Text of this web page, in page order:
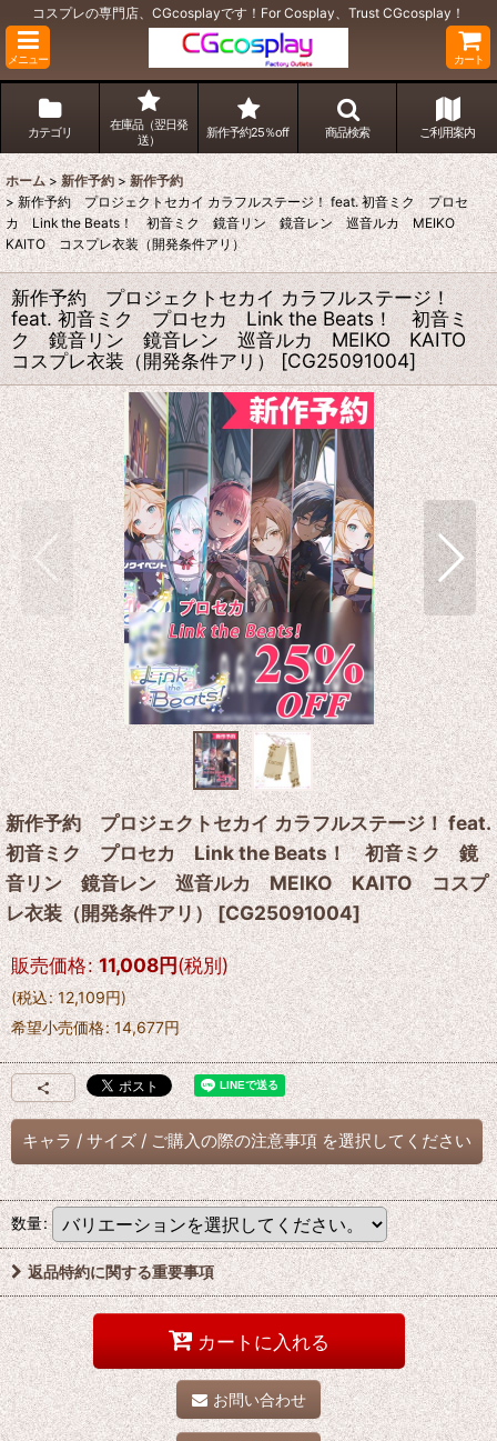
コスプレの専門店、CGcosplayです！For Cosplay、Trust CGcosplay！
メニュー カート
カテゴリ
在庫品（翌日発
送）
新作予約25％off 商品検索 ご利用案内
ホーム > 新作予約 > 新作予約
> 新作予約 プロジェクトセカイ カラフルステージ！ feat. 初音ミク プロセ
カ Link the Beats！ 初音ミク 鏡音リン 鏡音レン 巡音ルカ MEIKO
KAITO コスプレ衣装（開発条件アリ）
新作予約 プロジェクトセカイ カラフルステージ！
feat. 初音ミク プロセカ Link the Beats！ 初音ミ
ク 鏡音リン 鏡音レン 巡音ルカ MEIKO KAITO
コスプレ衣装（開発条件アリ） [CG25091004]
新作予約 プロジェクトセカイ カラフルステージ！ feat.
初音ミク プロセカ Link the Beats！ 初音ミク 鏡
音リン 鏡音レン 巡音ルカ MEIKO KAITO コスプ
レ衣装（開発条件アリ）[CG25091004]
販売価格: 11,008円(税別)
(税込: 12,109円)
希望小売価格: 14,677円
キャラ / サイズ / ご購入の際の注意事項 を選択してください
数量:
返品特約に関する重要事項
カートに入れる
お問い合わせ